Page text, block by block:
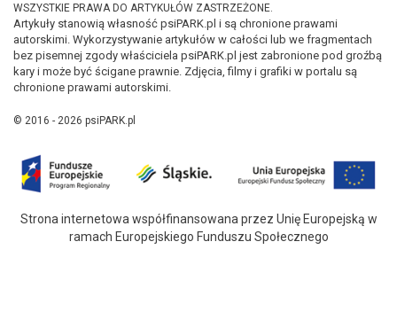
WSZYSTKIE PRAWA DO ARTYKUŁÓW ZASTRZEŻONE.
Artykuły stanowią własność psiPARK.pl i są chronione prawami
autorskimi. Wykorzystywanie artykułów w całości lub we fragmentach
bez pisemnej zgody właściciela psiPARK.pl jest zabronione pod groźbą
kary i może być ścigane prawnie. Zdjęcia, filmy i grafiki w portalu są
chronione prawami autorskimi.
© 2016 - 2026 psiPARK.pl
Strona internetowa współfinansowana przez Unię Europejską w
ramach Europejskiego Funduszu Społecznego